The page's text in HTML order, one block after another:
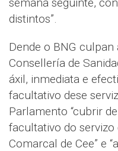
distintos”.
Dende o BNG culpan
Consellería de
áxil, inmediata e
facultativo dese
Parlamento “cubrir
facultativo do
Comarcal de Cee” e